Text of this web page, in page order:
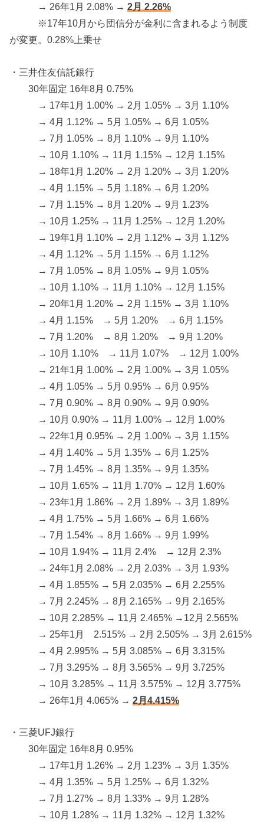
→ 26年1月 2.08% →2月 2.26%
※17年10月から団信分が金利に含まれるよう制度
が変更。0.28%上乗せ
・三井住友信託銀行
30年固定 16年8月 0.75%
→ 17年1月 1.00% → 2月 1.05% → 3月 1.10%
→ 4月 1.12% → 5月 1.05% → 6月 1.05%
→ 7月 1.05% → 8月 1.10% → 9月 1.10%
→ 10月 1.10% → 11月 1.15% → 12月 1.15%
→ 18年1月 1.20% → 2月 1.20% → 3月 1.20%
→ 4月 1.15% → 5月 1.18% → 6月 1.20%
→ 7月 1.15% → 8月 1.20% → 9月 1.23%
→ 10月 1.25% → 11月 1.25% → 12月 1.20%
→ 19年1月 1.10% → 2月 1.12% → 3月 1.12%
→ 4月 1.12% → 5月 1.15% → 6月 1.12%
→ 7月 1.05% → 8月 1.05% → 9月 1.05%
→ 10月 1.10% → 11月 1.10% → 12月 1.15%
→ 20年1月 1.20% → 2月 1.15% → 3月 1.10%
→ 4月 1.15% → 5月 1.20% → 6月 1.15%
→ 7月 1.20% → 8月 1.20% → 9月 1.20%
→ 10月 1.10% → 11月 1.07% → 12月 1.00%
→ 21年1月 1.00% → 2月 1.00% → 3月 1.05%
→ 4月 1.05% → 5月 0.95% → 6月 0.95%
→ 7月 0.90% → 8月 0.90% → 9月 0.90%
→ 10月 0.90% → 11月 1.00% → 12月 1.00%
→ 22年1月 0.95% → 2月 1.00% → 3月 1.15%
→ 4月 1.40% → 5月 1.35% → 6月 1.25%
→ 7月 1.45% → 8月 1.35% → 9月 1.35%
→ 10月 1.65% → 11月 1.70% → 12月 1.60%
→ 23年1月 1.86% → 2月 1.89% → 3月 1.89%
→ 4月 1.75% → 5月 1.66% → 6月 1.66%
→ 7月 1.54% → 8月 1.66% → 9月 1.99%
→ 10月 1.94% → 11月 2.4% → 12月 2.3%
→ 24年1月 2.08% → 2月 2.03% → 3月 1.93%
→ 4月 1.855% → 5月 2.035% → 6月 2.255%
→ 7月 2.245% → 8月 2.165% → 9月 2.165%
→ 10月 2.285% → 11月 2.465% →12月 2.565%
→ 25年1月 2.515% → 2月 2.505% → 3月 2.615%
→ 4月 2.995% → 5月 3.085% → 6月 3.315%
→ 7月 3.295% → 8月 3.565% → 9月 3.725%
→ 10月 3.285% → 11月 3.575% → 12月 3.775%
→ 26年1月 4.065% →2月4.415%
・三菱UFJ銀行
30年固定 16年8月 0.95%
→ 17年1月 1.26% → 2月 1.23% → 3月 1.35%
→ 4月 1.35% → 5月 1.25% → 6月 1.32%
→ 7月 1.27% → 8月 1.33% → 9月 1.28%
→ 10月 1.28% → 11月 1.32% → 12月 1.32%